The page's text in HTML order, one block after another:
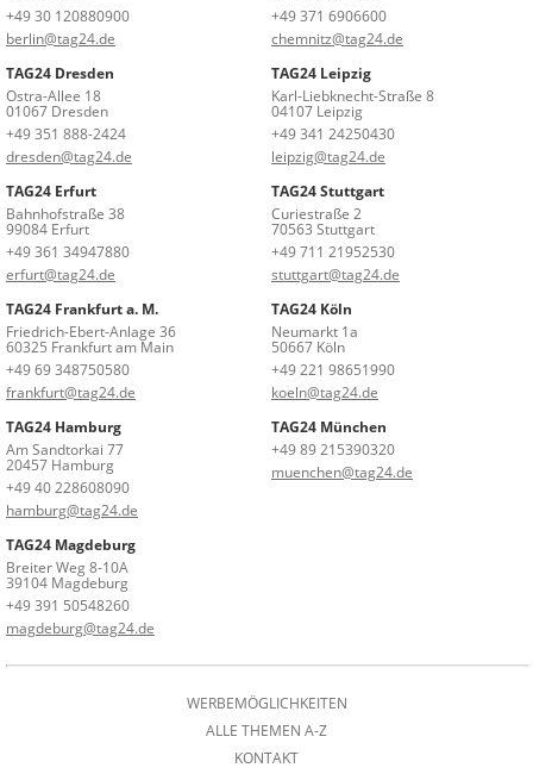
+49 30 120880900
berlin@tag24.de
+49 371 6906600
chemnitz@tag24.de
TAG24 Dresden
Ostra-Allee 18
01067 Dresden
+49 351 888-2424
dresden@tag24.de
TAG24 Leipzig
Karl-Liebknecht-Straße 8
04107 Leipzig
+49 341 24250430
leipzig@tag24.de
TAG24 Erfurt
Bahnhofstraße 38
99084 Erfurt
+49 361 34947880
erfurt@tag24.de
TAG24 Stuttgart
Curiestraße 2
70563 Stuttgart
+49 711 21952530
stuttgart@tag24.de
TAG24 Frankfurt a. M.
Friedrich-Ebert-Anlage 36
60325 Frankfurt am Main
+49 69 348750580
frankfurt@tag24.de
TAG24 Köln
Neumarkt 1a
50667 Köln
+49 221 98651990
koeln@tag24.de
TAG24 Hamburg
Am Sandtorkai 77
20457 Hamburg
+49 40 228608090
hamburg@tag24.de
TAG24 München
+49 89 215390320
muenchen@tag24.de
TAG24 Magdeburg
Breiter Weg 8-10A
39104 Magdeburg
+49 391 50548260
magdeburg@tag24.de
WERBEMÖGLICHKEITEN
ALLE THEMEN A-Z
KONTAKT